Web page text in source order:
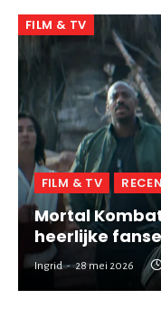
FILM & TV
FILM & TV
Mortal
heerlijke
Ingrid 28 mei 2026